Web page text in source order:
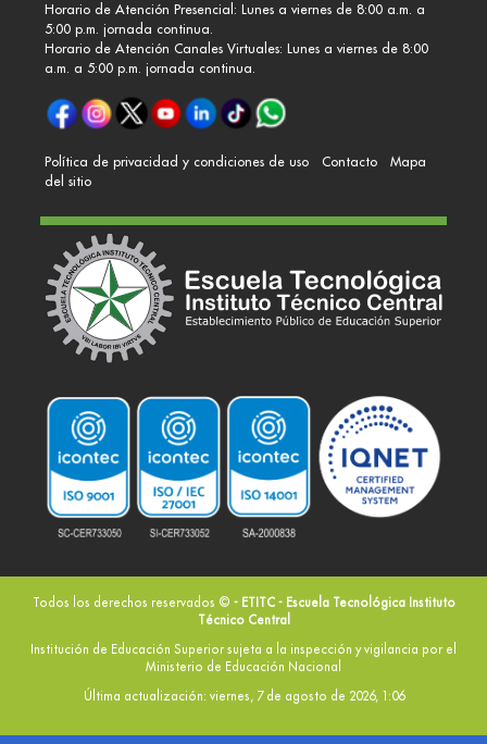
Horario de Atención Presencial: Lunes a viernes de 8:00 a.m. a
5:00 p.m. jornada continua.
Horario de Atención Canales Virtuales: Lunes a viernes de 8:00
a.m. a 5:00 p.m. jornada continua.
Política de privacidad y condiciones de uso Contacto
Mapa
del sitio
Todos los derechos reservados © - ETITC - Escuela Tecnológica Instituto
Técnico Central
Institución de Educación Superior sujeta a la inspección y vigilancia por el
Ministerio de Educación Nacional
Última actualización: viernes, 7 de agosto de 2026, 1:06